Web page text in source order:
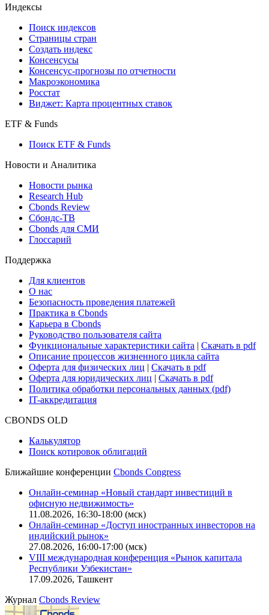
Индексы
Поиск индексов
Страницы стран
Создать индекс
Консенсусы
Консенсус-прогнозы по отчетности
Макроэкономика
Росстат
Виджет: Карта процентных ставок
ETF & Funds
Поиск ETF & Funds
Новости и Аналитика
Новости рынка
Research Hub
Cbonds Review
Сбондс-ТВ
Cbonds для СМИ
Глоссарий
Поддержка
Для клиентов
О нас
Безопасность проведения платежей
Практика в Cbonds
Карьера в Cbonds
Руководство пользователя сайта
Функциональные характеристики сайта | Скачать в pdf
Описание процессов жизненного цикла сайта
Оферта для физических лиц | Скачать в pdf
Оферта для юридических лиц | Скачать в pdf
Политика обработки персональных данных (pdf)
IT-аккредитация
CBONDS OLD
Калькулятор
Поиск котировок облигаций
Ближайшие конференции Cbonds Congress
Онлайн-семинар «Новый стандарт инвестиций в
офисную недвижимость»
11.08.2026, 16:30-18:00 (мск)
Онлайн-семинар «Доступ иностранных инвесторов на
индийский рынок»
27.08.2026, 16:00-17:00 (мск)
VIII международная конференция «Рынок капитала
Республики Узбекистан»
17.09.2026, Ташкент
Журнал Cbonds Review